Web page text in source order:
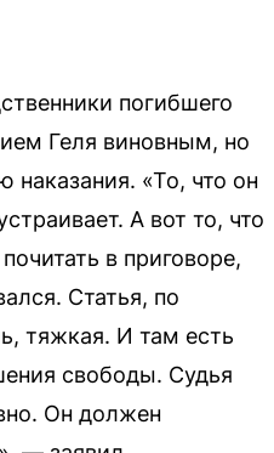
погибшего
Геля виновным, но
наказания. «То, что он
А вот то, что
в приговоре,
Статья, по
тяжкая. И там есть
свободы. Судья
Он должен